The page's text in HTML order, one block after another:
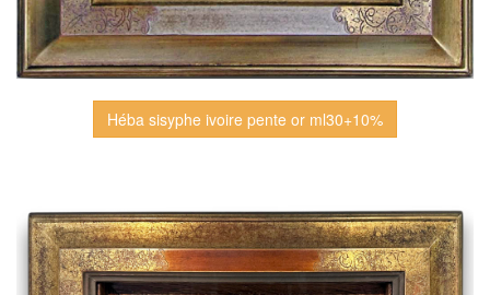
Héba sisyphe ivoire pente or ml30+10%